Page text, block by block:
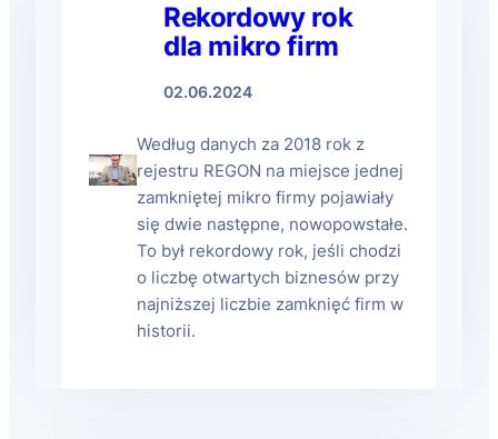
Rekordowy rok
dla mikro firm
02.06.2024
Według danych za 2018 rok z
rejestru REGON na miejsce jednej
zamkniętej mikro firmy pojawiały
się dwie następne, nowopowstałe.
To był rekordowy rok, jeśli chodzi
o liczbę otwartych biznesów przy
najniższej liczbie zamknięć firm w
historii.